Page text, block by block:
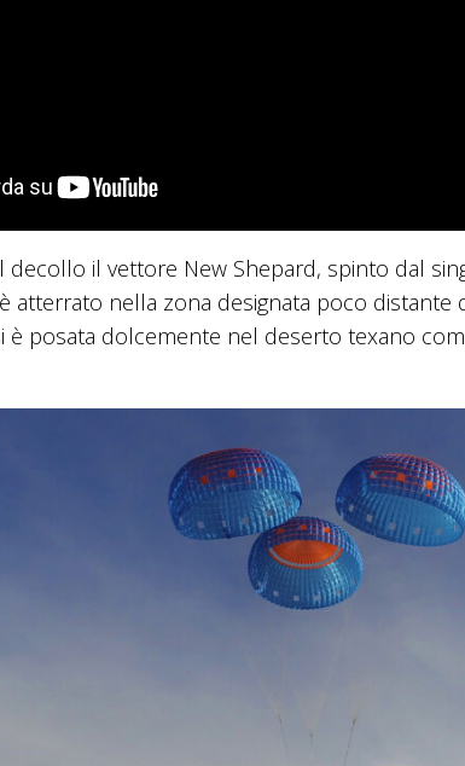
il vettore New Shepard, spinto dal
atterrato nella zona designata poco
è posata dolcemente nel deserto texano